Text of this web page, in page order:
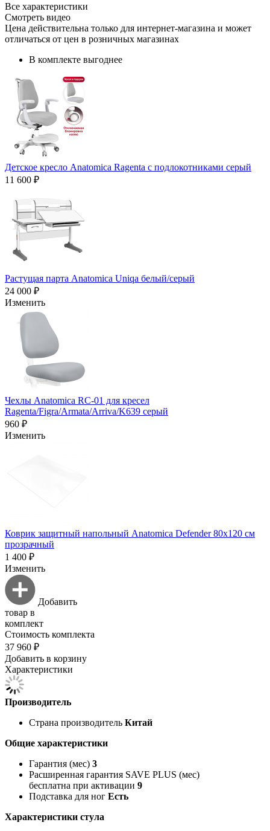
Все характеристики
Смотреть видео
Цена действительна только для интернет-магазина и может
отличаться от цен в розничных магазинах
В комплекте выгоднее
Детское кресло Anatomica Ragenta с подлокотниками серый
11 600 ₽
Растущая парта Anatomica Uniqa белый/серый
24 000 ₽
Изменить
Чехлы Anatomica RC-01 для кресел
Ragenta/Figra/Armata/Arriva/K639 серый
960 ₽
Изменить
Коврик защитный напольный Anatomica Defender 80х120 см
прозрачный
1 400 ₽
Изменить
Добавить
товар в
комплект
Стоимость комплекта
37 960 ₽
Добавить в корзину
Характеристики
Производитель
Страна производитель Китай
Общие характеристики
Гарантия (мес) 3
Расширенная гарантия SAVE PLUS (мес)
бесплатна при активации 9
Подставка для ног Есть
Характеристики стула